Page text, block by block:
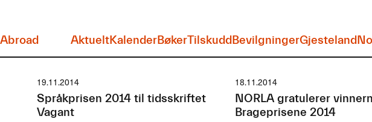
AktueltKalenderBøkerTilskuddBevilgningerGjesteland
19.11.2014
Språkprisen 2014 til tidsskriftet
Vagant
18.11.2014
NORLA gratulerer
Brageprisene 2014